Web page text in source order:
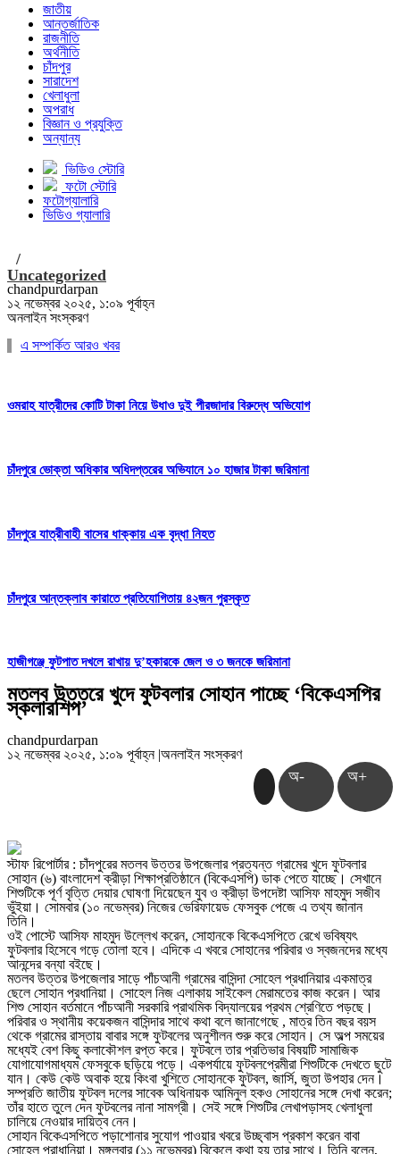
জাতীয়
আন্তর্জাতিক
রাজনীতি
অর্থনীতি
চাঁদপুর
সারাদেশ
খেলাধুলা
অপরাধ
বিজ্ঞান ও প্রযুক্তি
অন্যান্য
ভিডিও স্টোরি
ফটো স্টোরি
ফটোগ্যালারি
ভিডিও গ্যালারি
/
Uncategorized
chandpurdarpan
১২ নভেম্বর ২০২৫, ১:০৯ পূর্বাহ্ন
অনলাইন সংস্করণ
এ সম্পর্কিত আরও খবর
ওমরাহ যাত্রীদের কোটি টাকা নিয়ে উধাও দুই পীরজাদার বিরুদ্ধে অভিযোগ
চাঁদপুরে ভোক্তা অধিকার অধিদপ্তরের অভিযানে ১০ হাজার টাকা জরিমানা
চাঁদপুরে যাত্রীবাহী বাসের ধাক্কায় এক বৃদ্ধা নিহত
চাঁদপুরে আন্তক্লাব কারাতে প্রতিযোগিতায় ৪২জন পুরস্কৃত
হাজীগঞ্জে ফুটপাত দখলে রাখায় দু’হকারকে জেল ও ৩ জনকে জরিমানা
মতলব উত্তরে খুদে ফুটবলার সোহান পাচ্ছে ‘বিকেএসপির
স্কলারশিপ’
chandpurdarpan
১২ নভেম্বর ২০২৫, ১:০৯ পূর্বাহ্ন |অনলাইন সংস্করণ
অ- অ+
স্টাফ রিপোর্টার : চাঁদপুরের মতলব উত্তর উপজেলার প্রত্যন্ত গ্রামের খুদে ফুটবলার
সোহান (৬) বাংলাদেশ ক্রীড়া শিক্ষাপ্রতিষ্ঠানে (বিকেএসপি) ডাক পেতে যাচ্ছে। সেখানে
শিশুটিকে পূর্ণ বৃত্তি দেয়ার ঘোষণা দিয়েছেন যুব ও ক্রীড়া উপদেষ্টা আসিফ মাহমুদ সজীব
ভুঁইয়া। সোমবার (১০ নভেম্বর) নিজের ভেরিফায়েড ফেসবুক পেজে এ তথ্য জানান
তিনি।
ওই পোস্টে আসিফ মাহমুদ উল্লেখ করেন, সোহানকে বিকেএসপিতে রেখে ভবিষ্যৎ
ফুটবলার হিসেবে গড়ে তোলা হবে। এদিকে এ খবরে সোহানের পরিবার ও স্বজনদের মধ্যে
আনন্দের বন্যা বইছে।
মতলব উত্তর উপজেলার সাড়ে পাঁচআনী গ্রামের বাসিন্দা সোহেল প্রধানিয়ার একমাত্র
ছেলে সোহান প্রধানিয়া। সোহেল নিজ এলাকায় সাইকেল মেরামতের কাজ করেন। আর
শিশু সোহান বর্তমানে পাঁচআনী সরকারি প্রাথমিক বিদ্যালয়ের প্রথম শ্রেণিতে পড়ছে।
পরিবার ও স্থানীয় কয়েকজন বাসিন্দার সাথে কথা বলে জানাগেছে , মাত্র তিন বছর বয়স
থেকে গ্রামের রাস্তায় বাবার সঙ্গে ফুটবলের অনুশীলন শুরু করে সোহান। সে অল্প সময়ের
মধ্যেই বেশ কিছু কলাকৌশল রপ্ত করে। ফুটবলে তার প্রতিভার বিষয়টি সামাজিক
যোগাযোগমাধ্যম ফেসবুকে ছড়িয়ে পড়ে। একপর্যায়ে ফুটবলপ্রেমীরা শিশুটিকে দেখতে ছুটে
যান। কেউ কেউ অবাক হয়ে কিংবা খুশিতে সোহানকে ফুটবল, জার্সি, জুতা উপহার দেন।
সম্প্রতি জাতীয় ফুটবল দলের সাবেক অধিনায়ক আমিনুল হকও সোহানের সঙ্গে দেখা করেন;
তাঁর হাতে তুলে দেন ফুটবলের নানা সামগ্রী। সেই সঙ্গে শিশুটির লেখাপড়াসহ খেলাধুলা
চালিয়ে নেওয়ার দায়িত্ব নেন।
সোহান বিকেএসপিতে পড়াশোনার সুযোগ পাওয়ার খবরে উচ্ছ্বাস প্রকাশ করেন বাবা
সোহেল প্রাধানিয়া। মঙ্গলবার (১১ নভেম্বর) বিকেলে কথা হয় তার সাথে। তিনি বলেন,